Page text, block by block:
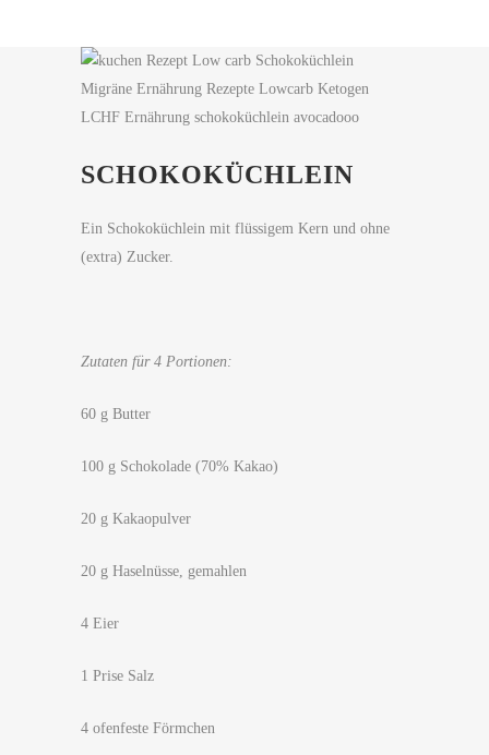
SCHOKOKÜCHLEIN
Ein Schokoküchlein mit flüssigem Kern und ohne
(extra) Zucker.
Zutaten für 4 Portionen:
60 g Butter
100 g Schokolade (70% Kakao)
20 g Kakaopulver
20 g Haselnüsse, gemahlen
4 Eier
1 Prise Salz
4 ofenfeste Förmchen